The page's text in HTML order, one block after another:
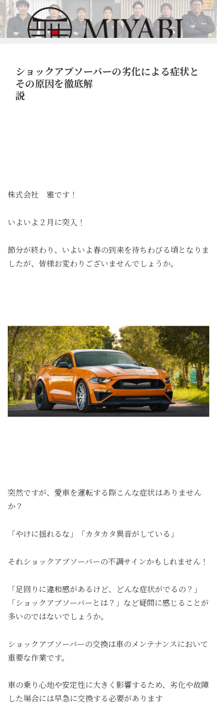
ショックアブソーバーの劣化による症状と
その原因を徹底解
説
株式会社 雅です！
いよいよ２月に突入！
節分が終わり、いよいよ春の到来を待ちわびる頃となりま
したが、皆様お変わりございませんでしょうか。
突然ですが、愛車を運転する際こんな症状はありません
か？
「やけに揺れるな」「カタカタ異音がしている」
それショックアブソーバーの不調サインかもしれません！
「足回りに違和感があるけど、どんな症状がでるの？」
「ショックアブソーバーとは？」など疑問に感じることが
多いのではないでしょうか。
ショックアブソーバーの交換は車のメンテナンスにおいて
重要な作業です。
車の乗り心地や安定性に大きく影響するため、劣化や故障
した場合には早急に交換する必要があります